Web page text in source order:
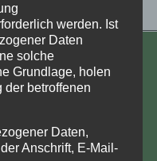
werden. Ist
Daten
solche
Grundlage, holen
betroffenen
Daten,
Anschrift, E-Mail-